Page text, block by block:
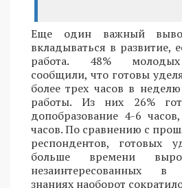
Еще один важный
вкладываться в развитие,
работа. 48% молодых
сообщили, что готовы
более трех часов в
работы. Из них 26%
допобразование 4-6
часов. По сравнению с
респондентов, готовых
больше времени
незаинтересованных в
знаниях наоборот